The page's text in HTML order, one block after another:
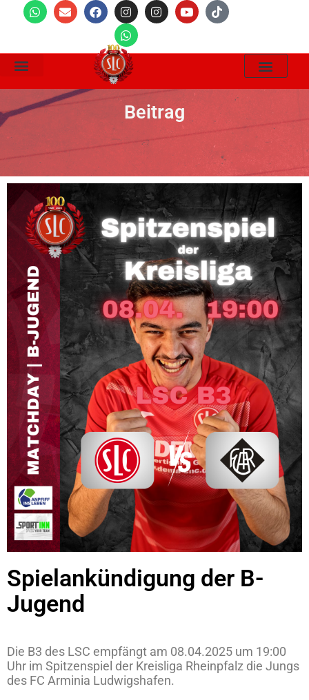
Beitrag
Spielankündigung der B-
Jugend
Die B3 des LSC empfängt am 08.04.2025 um 19:00
Uhr im Spitzenspiel der Kreisliga Rheinpfalz die Jungs
des FC Arminia Ludwigshafen.